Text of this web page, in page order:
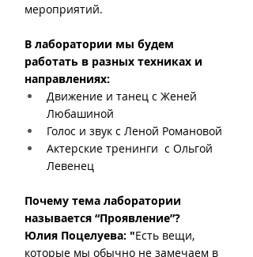
мероприятий.
В лаборатории мы будем
работать в разных техниках и
направлениях:
Движение и танец с Женей
Любашиной
Голос и звук с Леной Романовой
Актерские тренинги  с Ольгой
Левенец
Почему тема лаборатории
называется “Проявление”?
Юлия Поцелуева: "Есть вещи,
которые мы обычно не замечаем в